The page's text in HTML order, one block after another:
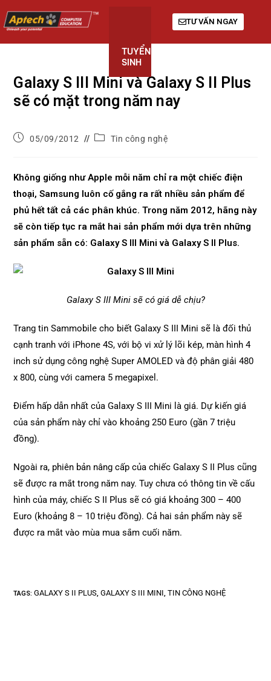
TUYỂN
SINH
TƯ VẤN NGAY
Galaxy S III Mini và Galaxy S II Plus
sẽ có mặt trong năm nay
05/09/2012 Tin công nghệ
Không giống như Apple mỗi năm chỉ ra một chiếc điện
thoại, Samsung luôn cố gắng ra rất nhiều sản phẩm để
phủ hết tất cả các phân khúc. Trong năm 2012, hãng này
sẽ còn tiếp tục ra mắt hai sản phẩm mới dựa trên những
sản phẩm sẵn có: Galaxy S III Mini và Galaxy S II Plus.
Galaxy S III Mini sẽ có giá dễ chịu?
Trang tin Sammobile cho biết Galaxy S III Mini sẽ là đối thủ
cạnh tranh với iPhone 4S, với bộ vi xử lý lõi kép, màn hình 4
inch sử dụng công nghệ Super AMOLED và độ phân giải 480
x 800, cùng với camera 5 megapixel.
Điểm hấp dẫn nhất của Galaxy S III Mini là giá. Dự kiến giá
của sản phẩm này chỉ vào khoảng 250 Euro (gần 7 triệu
đồng).
Ngoài ra, phiên bản nâng cấp của chiếc Galaxy S II Plus cũng
sẽ được ra mắt trong năm nay. Tuy chưa có thông tin về cấu
hình của máy, chiếc S II Plus sẽ có giá khoảng 300 – 400
Euro (khoảng 8 – 10 triệu đồng). Cả hai sản phẩm này sẽ
được ra mắt vào mùa mua sắm cuối năm.
TAGS:GALAXY S II PLUS, GALAXY S III MINI, TIN CÔNG NGHỆ